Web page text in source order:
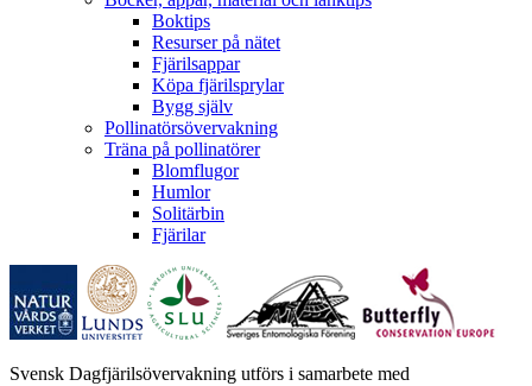
Boktips
Resurser på nätet
Fjärilsappar
Köpa fjärilsprylar
Bygg själv
Pollinatörsövervakning
Träna på pollinatörer
Blomflugor
Humlor
Solitärbin
Fjärilar
Svensk Dagfjärilsövervakning utförs i samarbete med